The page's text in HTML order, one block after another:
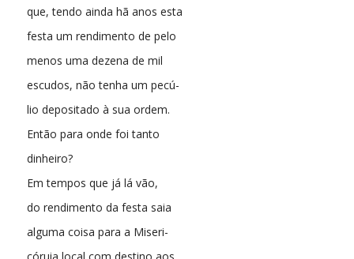
que, tendo ainda hã anos esta
festa um rendimento de pelo
menos uma dezena de mil
escudos, não tenha um pecú-
lio depositado à sua ordem.
Então para onde foi tanto
dinheiro?
Em tempos que já lá vão,
do rendimento da festa saia
alguma coisa para a Miseri-